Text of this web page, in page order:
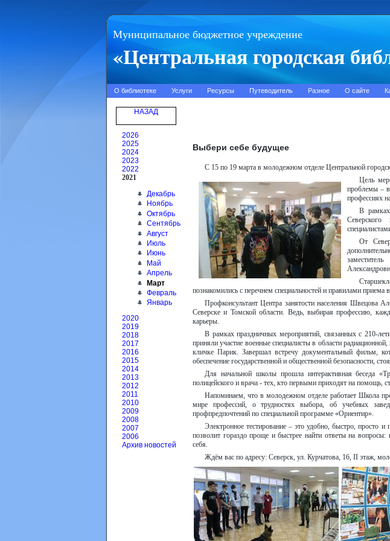
Муниципальное бюджетное учреждение
«Центральная городская
О библиотеке Услуги Ресурсы Путеводитель Разное О сайте
НАЗАД
2026
2025
2024
2023
2022
2021
Декабрь
Ноябрь
Октябрь
Сентябрь
Август
Июль
Июнь
Май
Апрель
Март
Февраль
Январь
2020
2019
2018
2017
2016
2015
2014
2013
2012
2011
2010
2009
2008
2007
2006
Архив новостей
Выбери себе будущее
С 15 по 19 марта в молодежном отделе Центральной
Цель
проблемы –
профессиях
В рамках
От
познакомились с перечнем специальностей и правилами приема
Профконсультант Центра занятости населения Швецова
Северске и Томской области. Ведь, выбирая профессию,
карьеры.
В рамках праздничных мероприятий, связанных с 210-
приняли участие военные специалисты в области
кличке Парик. Завершал встречу документальный фильм,
обеспечение государственной и общественной безопасности,
Для начальной школы прошла интерактивная беседа
полицейского и врача - тех, кто первыми приходят на помощь,
Напоминаем, что в молодежном отделе работает Школа
мире профессий, о трудностях выбора, об учебных
профпредпочтений по специальной программе «Ориентир».
Электронное тестирование – это удобно, быстро, просто
позволит гораздо проще и быстрее найти ответы на
себя.
Ждём вас по адресу: Северск, ул. Курчатова, 16, II этаж,